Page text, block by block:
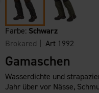
Farbe: Schwarz
Brokared
| Art 1992
Gamaschen
Wasserdichte und
Jahr über vor Nässe,